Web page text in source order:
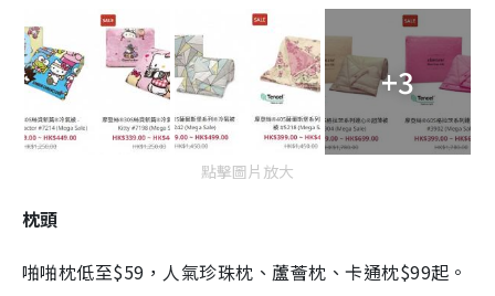
+3
點擊圖片放大
枕頭
啪啪枕低至$59，人氣珍珠枕、蘆薈枕、卡通枕$99起。